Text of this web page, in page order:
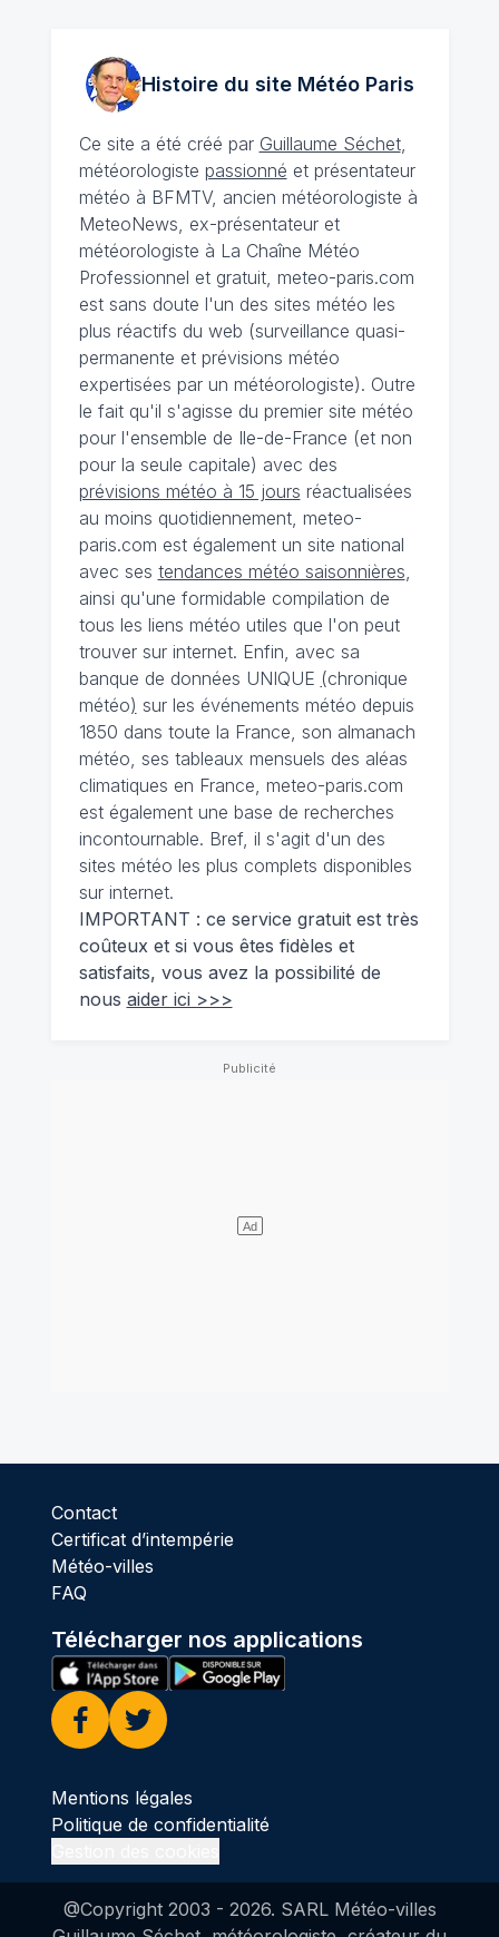
Histoire du site MétéoParis
Ce site a été créé par Guillaume Séchet,
météorologiste passionné et présentateur
météo à BFMTV, ancien météorologiste à
MeteoNews, ex-présentateur et
météorologiste à La Chaîne Météo
Professionnel et gratuit, meteo-paris.com
est sans doute l'un des sites météo les
plus réactifs du web (surveillance quasi-
permanente et prévisions météo
expertisées par un météorologiste). Outre
le fait qu'il s'agisse du premier site météo
pour l'ensemble de Ile-de-France (et non
pour la seule capitale) avec des
prévisions météo à 15 jours réactualisées
au moins quotidiennement, meteo-
paris.com est également un site national
avec ses tendances météo saisonnières,
ainsi qu'une formidable compilation de
tous les liens météo utiles que l'on peut
trouver sur internet. Enfin, avec sa
banque de données UNIQUE (chronique
météo) sur les événements météo depuis
1850 dans toute la France, son almanach
météo, ses tableaux mensuels des aléas
climatiques en France, meteo-paris.com
est également une base de recherches
incontournable. Bref, il s'agit d'un des
sites météo les plus complets disponibles
sur internet.
IMPORTANT : ce service gratuit est très
coûteux et si vous êtes fidèles et
satisfaits, vous avez la possibilité de
nous aider ici >>>
Contact
Certificat d’intempérie
Météo-villes
FAQ
Télécharger nos applications
Facebook
Twitter
Mentions légales
Politique de confidentialité
@Copyright 2003 - 2026. SARL Météo-villes